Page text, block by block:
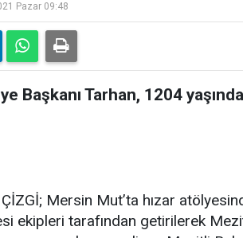
Pazar 09:48
Başkanı Tarhan, 1204
Mersin Mut’ta hızar
ekipleri tarafından getirilerek